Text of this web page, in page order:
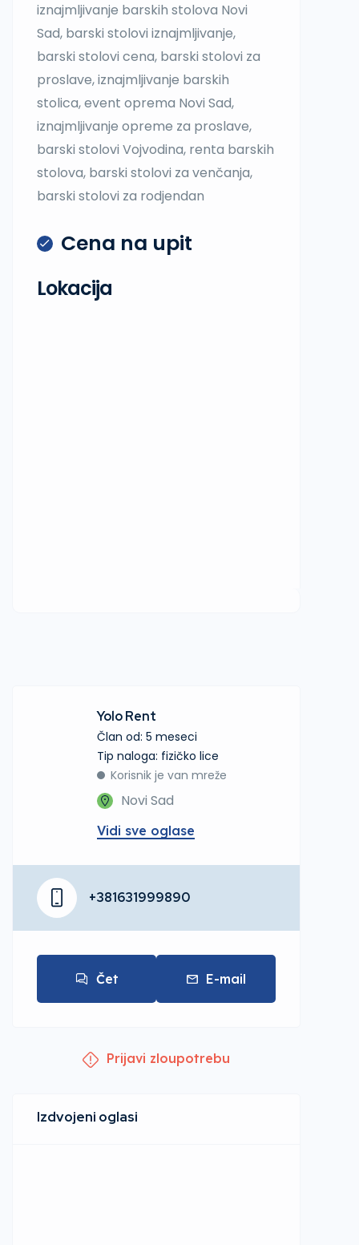
iznajmljivanje barskih stolova Novi
Sad, barski stolovi iznajmljivanje,
barski stolovi cena, barski stolovi za
proslave, iznajmljivanje barskih
stolica, event oprema Novi Sad,
iznajmljivanje opreme za proslave,
barski stolovi Vojvodina, renta barskih
stolova, barski stolovi za venčanja,
barski stolovi za rodjendan
Cena na upit
Lokacija
Yolo Rent
Član od: 5 meseci
tip naloga: fizičko lice
Korisnik je van mreže
Novi Sad
Vidi sve oglase
+381631999890
Čet E-mail
Prijavi zloupotrebu